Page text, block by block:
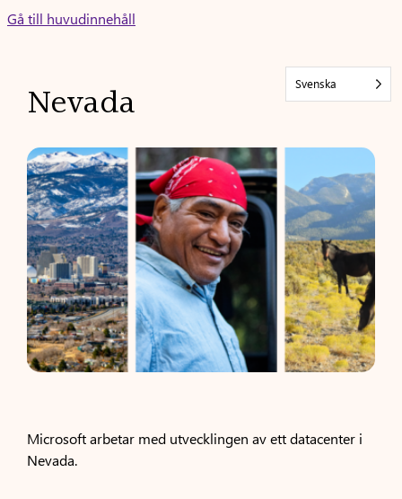
Skip
Gå till huvudinnehåll
Svenska
Nevada
Microsoft arbetar med utvecklingen av ett datacenter i
Nevada.